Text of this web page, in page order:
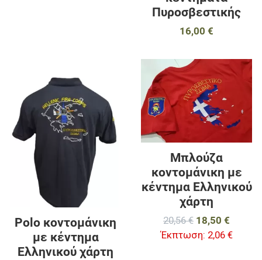
Πυροσβεστικής
16,00 €
Προσθήκη στα αγαπημένα
Προσθήκη για σύγκριση
Γρήγορη ματιά
Polo κοντομάνικη
με κέντημα
Ελληνικού χάρτη
Μπλούζα
κοντομάνικη με
κέντημα Ελληνικού
χάρτη
20,56 € 18,50 €
Έκπτωση: 2,06 €